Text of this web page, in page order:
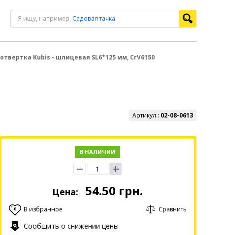
Я ищу, например, Садовая тачка
отвертка Kubis - шлицевая SL6*125 мм, CrV6150
Артикул : 02-08-0613
В НАЛИЧИИ
Цена: 54.50 грн.
0 В избранное Сравнить
Сообщить о снижении цены